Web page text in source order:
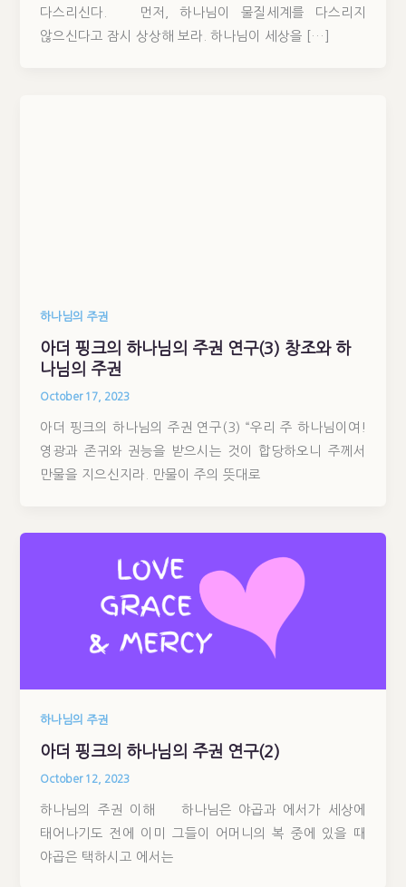
다스리신다. 먼저, 하나님이 물질세계를 다스리지
않으신다고 잠시 상상해 보라. 하나님이 세상을 […]
하나님의 주권
아더 핑크의 하나님의 주권 연구(3) 창조와 하
나님의 주권
October 17, 2023
아더 핑크의 하나님의 주권 연구(3) “우리 주 하나님이여!
영광과 존귀와 권능을 받으시는 것이 합당하오니 주께서
만물을 지으신지라. 만물이 주의 뜻대로
하나님의 주권
아더 핑크의 하나님의 주권 연구(2)
October 12, 2023
하나님의 주권 이해 하나님은 야곱과 에서가 세상에
태어나기도 전에 이미 그들이 어머니의 복 중에 있을 때
야곱은 택하시고 에서는